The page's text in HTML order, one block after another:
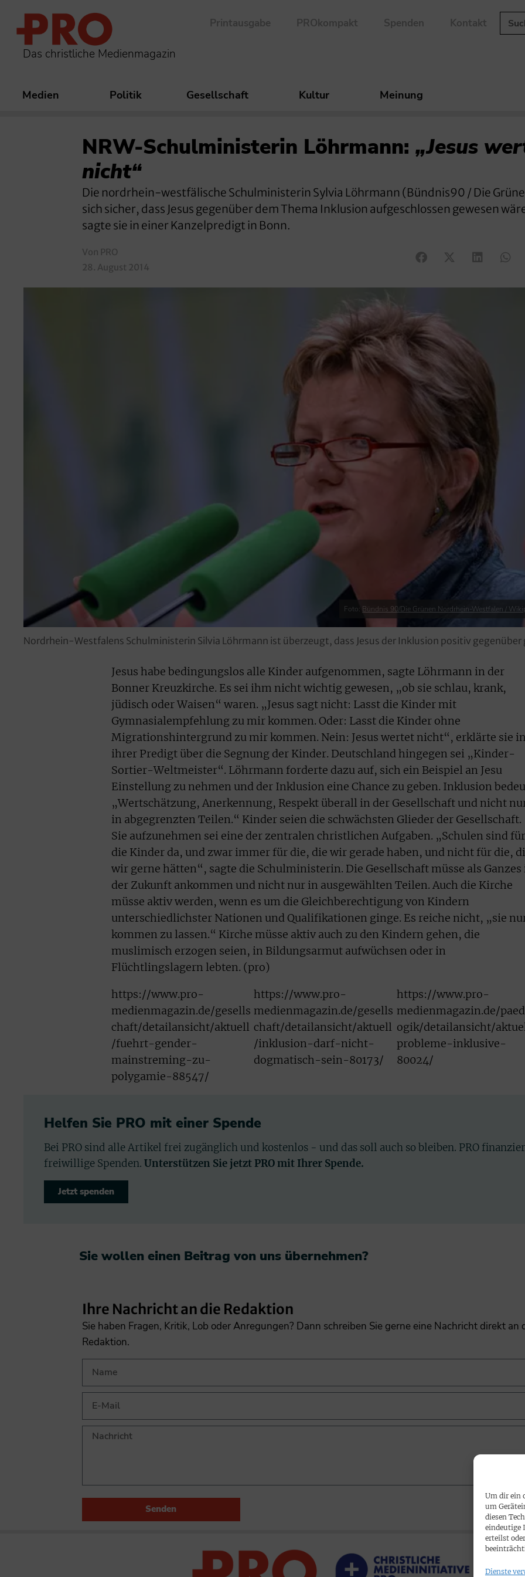
Um dir ein
um
diesen
eindeutige
erteilst
Dienste
Das christliche Medienmagazin
Printausgabe PROkompakt Spenden Kontakt
Medien Politik Gesellschaft Kultur Meinung
NRW-Schulministerin Löhrmann: „Jesus
nicht“
Die nordrhein-westfälische Schulministerin Sylvia Löhrmann (Bündnis90 / Die
sich sicher, dass Jesus gegenüber dem Thema Inklusion aufgeschlossen gewesen
sagte sie in einer Kanzelpredigt in Bonn.
Von PRO
28. August 2014
Foto: Bündnis 90/Die Grünen Nordrhein-Westfalen /
Nordrhein-Westfalens Schulministerin Silvia Löhrmann ist überzeugt, dass Jesus der Inklusion positiv
Jesus habe bedingungslos alle Kinder aufgenommen, sagte Löhrmann in der
Bonner Kreuzkirche. Es sei ihm nicht wichtig gewesen, „ob sie schlau, krank,
jüdisch oder Waisen“ waren. „Jesus sagt nicht: Lasst die Kinder mit
Gymnasialempfehlung zu mir kommen. Oder: Lasst die Kinder ohne
Migrationshintergrund zu mir kommen. Nein: Jesus wertet nicht“, erklärte sie in
ihrer Predigt über die Segnung der Kinder. Deutschland hingegen sei „Kinder-
Sortier-Weltmeister“. Löhrmann forderte dazu auf, sich ein Beispiel an Jesu
Einstellung zu nehmen und der Inklusion eine Chance zu geben. Inklusion
„Wertschätzung, Anerkennung, Respekt überall in der Gesellschaft und nicht
in abgegrenzten Teilen.“ Kinder seien die schwächsten Glieder der Gesellschaft.
Sie aufzunehmen sei eine der zentralen christlichen Aufgaben. „Schulen sind für
die Kinder da, und zwar immer für die, die wir gerade haben, und nicht für die,
wir gerne hätten“, sagte die Schulministerin. Die Gesellschaft müsse als Ganzes
der Zukunft ankommen und nicht nur in ausgewählten Teilen. Auch die Kirche
müsse aktiv werden, wenn es um die Gleichberechtigung von Kindern
unterschiedlichster Nationen und Qualifikationen ginge. Es reiche nicht, „sie
kommen zu lassen.“ Kirche müsse aktiv auch zu den Kindern gehen, die
muslimisch erzogen seien, in Bildungsarmut aufwüchsen oder in
Flüchtlingslagern lebten. (pro)
https://www.pro-
medienmagazin.de/gesells
chaft/detailansicht/aktuell
/fuehrt-gender-
mainstreming-zu-
polygamie-88547/
https://www.pro-
medienmagazin.de/gesells
chaft/detailansicht/aktuell
/inklusion-darf-nicht-
dogmatisch-sein-80173/
https://www.pro-
medienmagazin.de/
ogik/detailansicht/
probleme-inklusive-
80024/
Helfen Sie PRO mit einer Spende
Bei PRO sind alle Artikel frei zugänglich und kostenlos - und das soll auch so bleiben. PRO
freiwillige Spenden. Unterstützen Sie jetzt PRO mit Ihrer Spende.
Jetzt spenden
Sie wollen einen Beitrag von uns übernehmen?​
Ihre Nachricht an die Redaktion
Sie haben Fragen, Kritik, Lob oder Anregungen? Dann schreiben Sie gerne eine Nachricht direkt an
Redaktion.
Senden